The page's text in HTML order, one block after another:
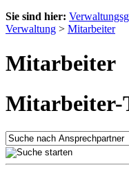
Sie sind hier:
Verwaltung > Mitarbeiter
Mitarbeiter
Mitarbeiter-